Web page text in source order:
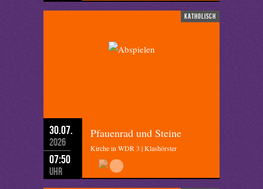
katholisch
30.07.
2026
07:50
Uhr
Pfauenrad und Steine
Kirche in WDR 3 | Klashörster